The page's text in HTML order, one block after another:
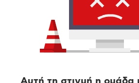
Αυτή τη στιγμή η ομάδα